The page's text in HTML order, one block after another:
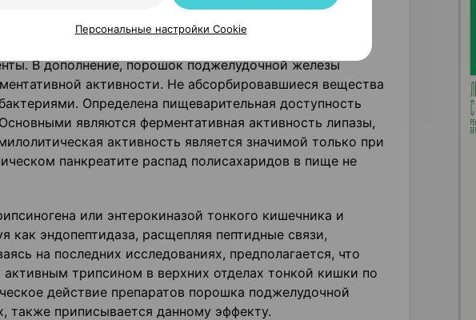
поджелудочной железы, такие как липаза, альфа-
В дополнение, порошок поджелудочной железы
активности. Не абсорбировавшиеся вещества
Определена пищеварительная доступность
являются ферментативная активность липазы,
активность является значимой только при
панкреатите распад полисахаридов в пище не
или энтерокиназой тонкого кишечника и
эндопептидаза, расщепляя пептидные связи,
на последних исследованиях, предполагается, что
трипсином в верхних отделах тонкой кишки по
действие препаратов порошка поджелудочной
также приписывается данному эффекту.
Персональные настройки Cookie